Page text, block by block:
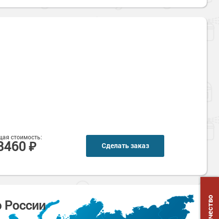
стоимость:
₽ Сделать заказ
России